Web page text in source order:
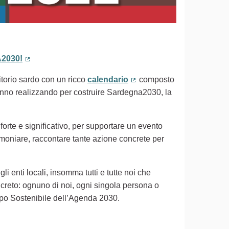
sardo con un ricco calendario
(Collegamento esterno)
composto
realizzando per costruire Sardegna2030, la
e significativo, per supportare un evento
raccontare tante azione concrete per
enti locali, insomma tutti e tutte noi che
ognuno di noi, ogni singola persona o
Sostenibile dell’Agenda 2030.